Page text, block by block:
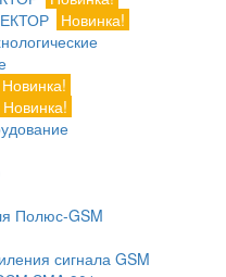
Новинка!
Новинка!
Новинка!
Полюс-GSM
сигнала GSM